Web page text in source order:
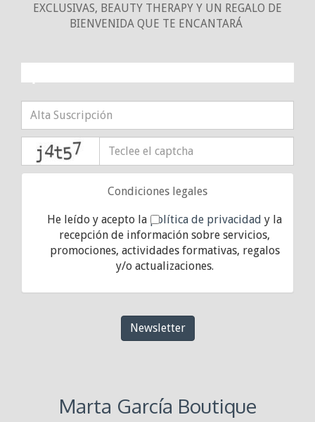
EXCLUSIVAS, BEAUTY THERAPY Y UN REGALO DE
BIENVENIDA QUE TE ENCANTARÁ
Condiciones legales
He leído y acepto la política de privacidad y la
recepción de información sobre servicios,
promociones, actividades formativas, regalos
y/o actualizaciones.
Newsletter
Marta García Boutique